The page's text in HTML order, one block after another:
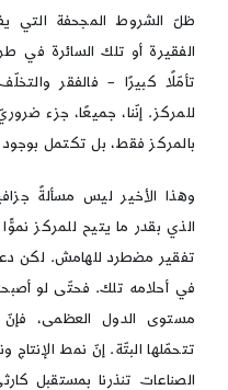
ظلّ الشروط المجحفة التي
الفقيرة أو تلك السائرة في
تأمّلًا كبيرًا – فالفقر
للمركز. إنّنا، جميعًا، جزء
بالمركز فقط، بل تكتمل
وهذا الأخير ليس مسألةً
الذي بقدر ما يتيح للمركز
تفقير مضطرد للهامش. لكن
في أحلامه تلك. فحتّى لو
مستوى الدول العظمى،
تتحمّلها البتّة. إنّ نمط
الصناعات تنذرنا بمستقبل